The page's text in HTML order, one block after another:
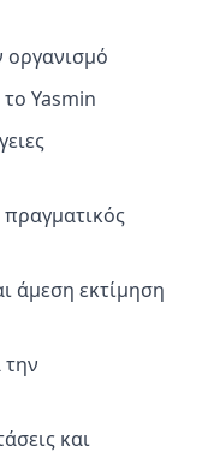
το Yasmin
άμεση εκτίμηση
την
και